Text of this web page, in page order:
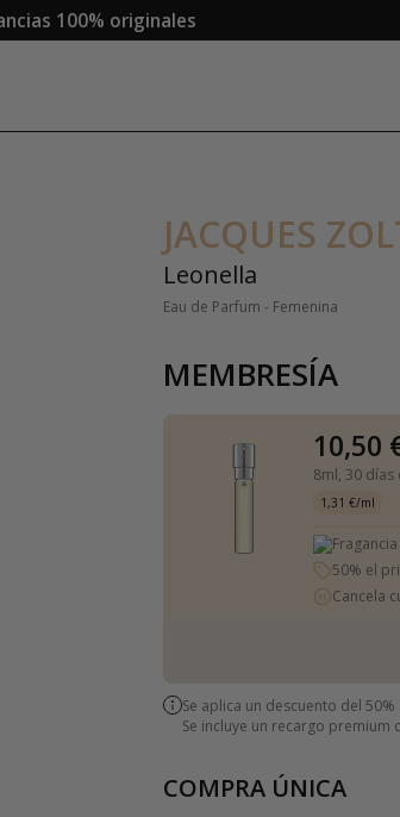
100% originales
JACQUES
Leonella
Eau de Parfum - Femenina
MEMBRESÍA
10,50
8ml, 30 días
1,31 €/ml
50% el
Cancela
Se aplica un descuento del 50%
Se incluye un recargo premium
COMPRA ÚNICA